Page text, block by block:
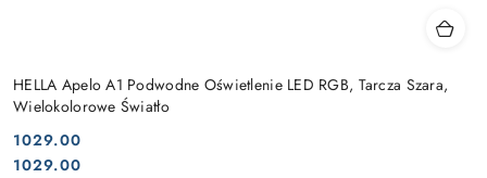
HELLA Apelo A1 Podwodne Oświetlenie LED RGB, Tarcza Szara,
Wielokolorowe Światło
Cena:
1029.00
Cena:
1029.00